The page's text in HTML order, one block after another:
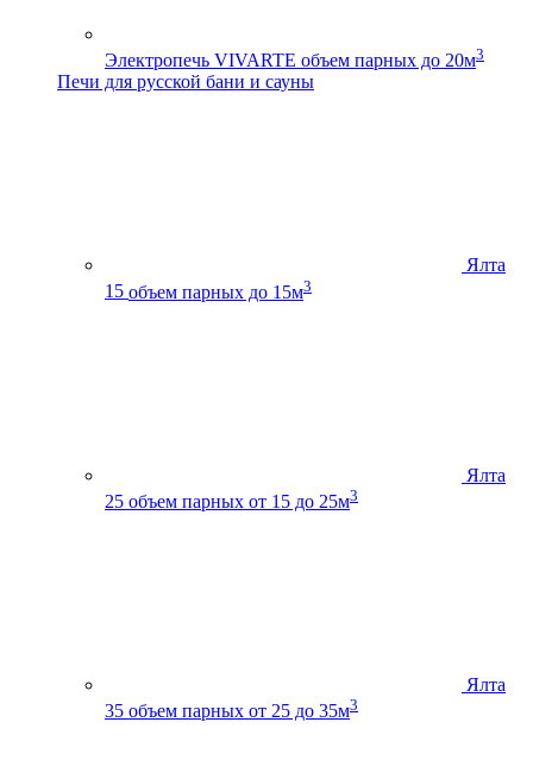
Электропечь VIVARTE объем парных до 20м3
Печи для русской бани и сауны
Ялта
15 объем парных до 15м3
Ялта
25 объем парных от 15 до 25м3
Ялта
35 объем парных от 25 до 35м3